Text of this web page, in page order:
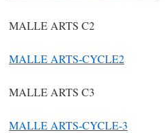
MALLE ARTS C2
MALLE ARTS-CYCLE2
MALLE ARTS C3
MALLE ARTS-CYCLE-3